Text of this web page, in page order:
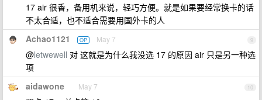
17 air 很香，备用机来说，轻巧方便。就是如果要经常换卡的话
不太合适，也不适合需要用国外卡的人
9
Achao1121 OP May 7
@letwewell 对 这就是为什么我没选 17 的原因 air 只是另一种选
项
10
aidawone May 7